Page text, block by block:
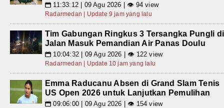
📅 11:33:12 | 09 Agu 2026 | 👁 94 view
Radarmedan | Update 9 jam yang lalu
Tim Gabungan Ringkus 3 Tersangka Pungli di
Jalan Masuk Pemandian Air Panas Doulu
📅 10:04:32 | 09 Agu 2026 | 👁 122 view
Radarmedan | Update 10 jam yang lalu
Emma Raducanu Absen di Grand Slam Tenis
US Open 2026 untuk Lanjutkan Pemulihan
📅 09:06:00 | 09 Agu 2026 | 👁 154 view